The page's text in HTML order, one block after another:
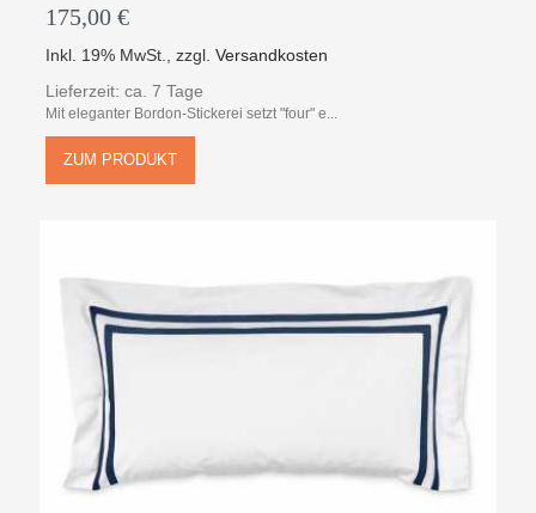
175,00 €
Inkl. 19% MwSt. ,zzgl.Versandkosten
Lieferzeit: ca. 7 Tage
Mit eleganter Bordon-Stickerei setzt "four" e...
ZUM PRODUKT